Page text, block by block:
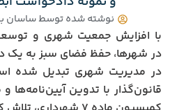
نوشته شده توسطساسان
با افزایش جمعیت شهری و
در شهرها، حفظ فضای سبز به یک
در مدیریت شهری تبدیل شده
قانون‌گذار با تدوین آیین‌نامه‌ها و